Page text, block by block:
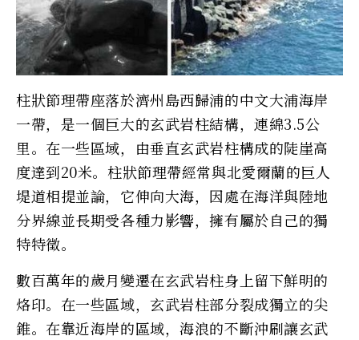
柱狀節理帶座落於濟州島西歸浦的中文大浦海岸
一帶，是一個巨大的玄武岩柱結構，連綿3.5公
里。在一些區域，由垂直玄武岩柱構成的陡崖高
度達到20米。柱狀節理帶經常與北愛爾蘭的巨人
堤道相提並論，它伸向大海，因處在海洋與陸地
分界線並長期受各種力影響，擁有屬於自己的獨
特特徵。
數百萬年的歲月變遷在玄武岩柱身上留下鮮明的
烙印。在一些區域，玄武岩柱部分裂成獨立的尖
錐。在靠近海岸的區域，海浪的不斷沖刷讓玄武